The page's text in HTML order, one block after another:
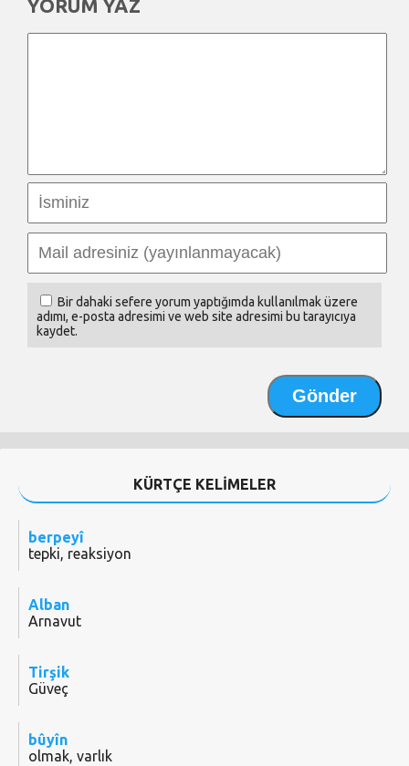
YORUM YAZ
Bir dahaki sefere yorum yaptığımda kullanılmak üzere
adımı, e-posta adresimi ve web site adresimi bu tarayıcıya
kaydet.
KÜRTÇE KELİMELER
berpeyî
tepki, reaksiyon
Alban
Arnavut
Tirşik
Güveç
bûyîn
olmak, varlık